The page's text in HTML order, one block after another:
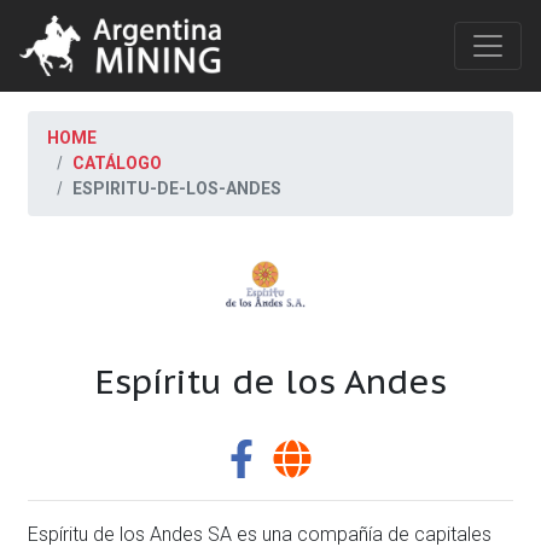
HOME
CATÁLOGO
ESPIRITU-DE-LOS-ANDES
Espíritu de los Andes
Espíritu de los Andes SA es una compañía de capitales